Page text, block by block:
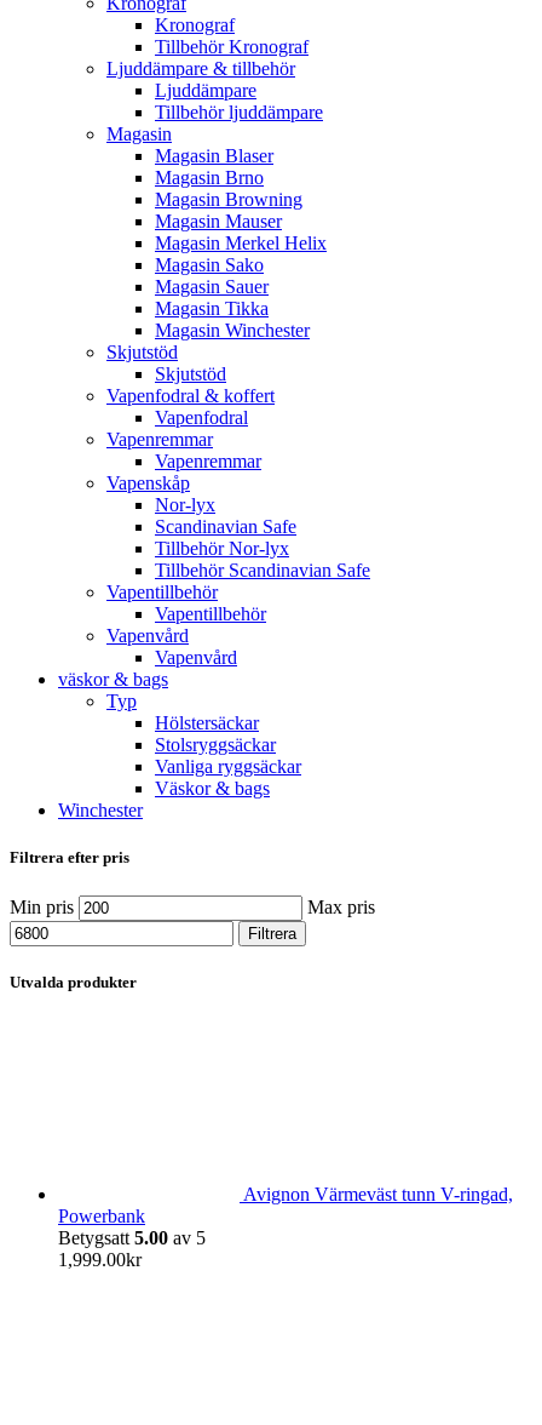
Kronograf
Tillbehör Kronograf
Ljuddämpare & tillbehör
Ljuddämpare
Tillbehör ljuddämpare
Magasin
Magasin Blaser
Magasin Brno
Magasin Browning
Magasin Mauser
Magasin Merkel Helix
Magasin Sako
Magasin Sauer
Magasin Tikka
Magasin Winchester
Skjutstöd
Skjutstöd
Vapenfodral & koffert
Vapenfodral
Vapenremmar
Vapenremmar
Vapenskåp
Nor-lyx
Scandinavian Safe
Tillbehör Nor-lyx
Tillbehör Scandinavian Safe
Vapentillbehör
Vapentillbehör
Vapenvård
Vapenvård
väskor & bags
Typ
Hölstersäckar
Stolsryggsäckar
Vanliga ryggsäckar
Väskor & bags
Winchester
Filtrera efter pris
Min pris Max pris
Filtrera
Utvalda produkter
Avignon Värmeväst tunn V-ringad,
Powerbank
Betygsatt 5.00 av 5
1,999.00kr